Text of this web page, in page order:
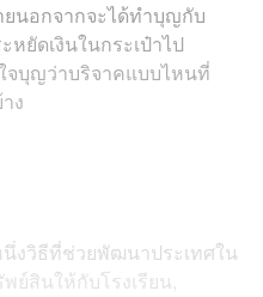
นอกจากจะได้ทำบุญกับ
ยัดเงินในกระเป๋าไป
บุญว่าบริจาคแบบไหนที่
ง
งวิธีที่ช่วยพัฒนาประเทศใน
ย์สินให้กับโรงเรียน,